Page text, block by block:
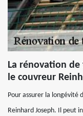
La rénovation
le couvreur
Pour assurer la longévité
Reinhard Joseph. Il peut